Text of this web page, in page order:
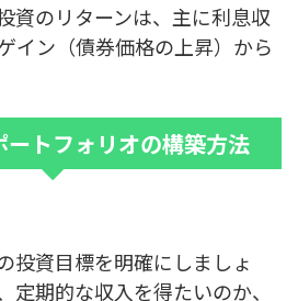
資のリターンは、主に利息収
イン（債券価格の上昇）から
ートフォリオの構築方法
投資目標を明確にしましょ
定期的な収入を得たいのか、